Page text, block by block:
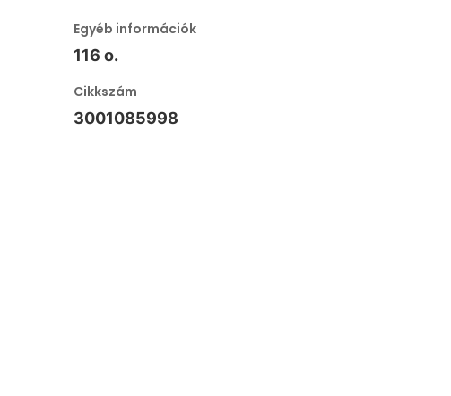
Egyéb információk
116 o.
Cikkszám
3001085998